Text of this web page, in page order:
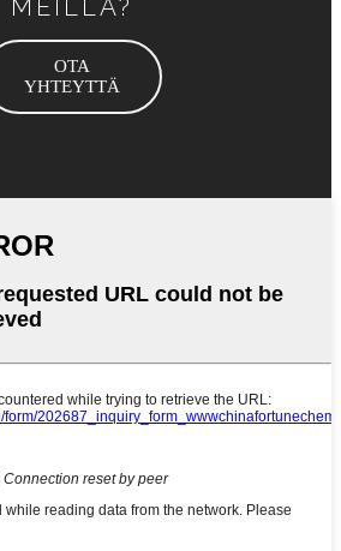
MEILLÄ?
OTA
YHTEYTTÄ